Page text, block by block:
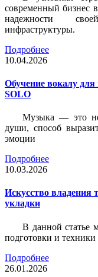
современный бизнес
надежности своей
инфраструктуры.
Подробнее
10.04.2026
Обучение вокалу
SOLO
Музыка — это не
души, способ
эмоции
Подробнее
10.03.2026
Искусство владения
укладки
В данной статье
подготовки и
Подробнее
26.01.2026